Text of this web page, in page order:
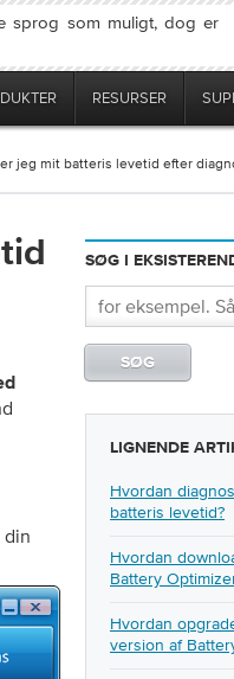
sprog som muligt, dog er
RESURSER
jeg mit batteris levetid efter
din
SØG I
LIGNENDE
Hvordan
batteris levetid?
Hvordan
Battery
Hvordan
version af